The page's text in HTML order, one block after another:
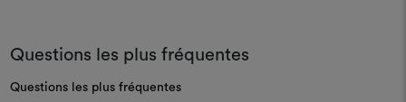
Questions les plus fréquentes
Questions les plus fréquentes